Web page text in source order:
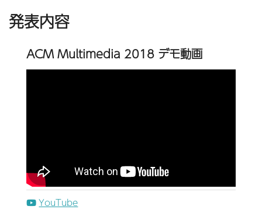
発表内容
ACM Multimedia 2018 デモ動画
YouTube